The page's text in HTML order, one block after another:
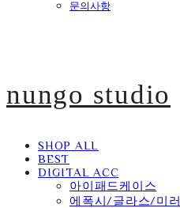
문의사항
nungo studio
SHOP ALL
BEST
DIGITAL ACC
아이패드케이스
에폭시/글라스/미러